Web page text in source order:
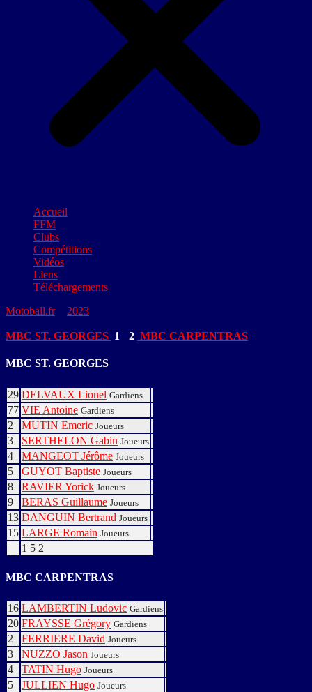
Accueil
FFM
Clubs
Compétitions
Vidéos
Liens
Téléchargements
Motoball.fr> 2023
MBC ST. GEORGES 1 2 MBC CARPENTRAS
MBC ST. GEORGES
29 DELVAUX Lionel Gardiens
77 VIE Antoine Gardiens
2 MUTIN Emeric Joueurs
3 SERTHELON Gabin Joueurs
4 MANGEOT Jérôme Joueurs
5 GUYOT Baptiste Joueurs
8 RAVIER Yorick Joueurs
9 BERAS Guillaume Joueurs
13 DANGUIN Bertrand Joueurs
15 LARGE Romain Joueurs
1 5 2
MBC CARPENTRAS
16 LAMBERTIN Ludovic Gardiens
20 FRAYSSE Grégory Gardiens
2 FERRIERE David Joueurs
3 NUZZO Jason Joueurs
4 TATIN Hugo Joueurs
5 JULLIEN Hugo Joueurs